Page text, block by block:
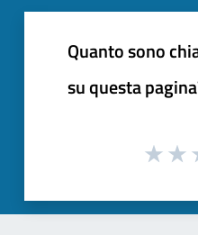
Quanto sono
su questa